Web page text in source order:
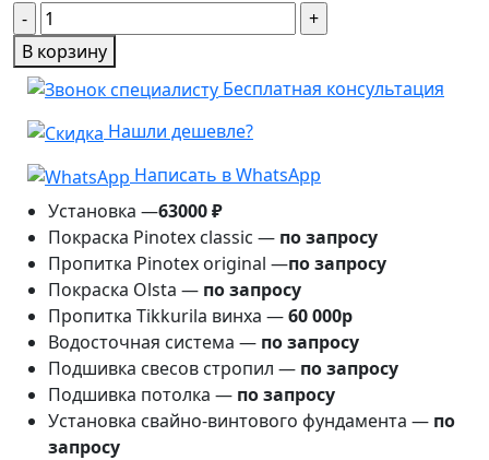
Количество
товара
Беседка
Царь
7м×5м
В корзину
Бесплатная консультация
Нашли дешевле?
Написать в WhatsApp
Установка —63000 ₽
Покраска Pinotex classic — по запросу
Пропитка Pinotex original —по запросу
Покраска Olsta — по запросу
Пропитка Tikkurila винха —60 000р
Водосточная система — по запросу
Подшивка свесов стропил — по запросу
Подшивка потолка — по запросу
Установка свайно-винтового фундамента — по
запросу